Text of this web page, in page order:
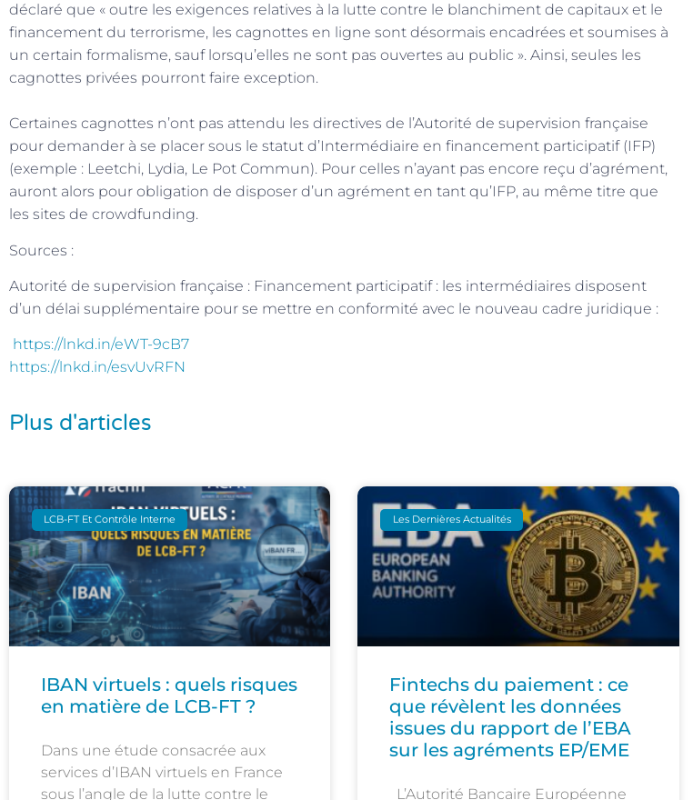
déclaré que « outre les exigences relatives à la lutte contre le blanchiment de capitaux et le
financement du terrorisme, les cagnottes en ligne sont désormais encadrées et soumises à
un certain formalisme, sauf lorsqu’elles ne sont pas ouvertes au public ». Ainsi, seules les
cagnottes privées pourront faire exception.
Certaines cagnottes n’ont pas attendu les directives de l’Autorité de supervision française
pour demander à se placer sous le statut d’Intermédiaire en financement participatif (IFP)
(exemple : Leetchi, Lydia, Le Pot Commun). Pour celles n’ayant pas encore reçu d’agrément,
auront alors pour obligation de disposer d’un agrément en tant qu’IFP, au même titre que
les sites de crowdfunding.
Sources :
Autorité de supervision française : Financement participatif : les intermédiaires disposent
d’un délai supplémentaire pour se mettre en conformité avec le nouveau cadre juridique :
https://lnkd.in/eWT-9cB7
https://lnkd.in/esvUvRFN
Plus d'articles
LCB-FT Et Contrôle Interne
IBAN virtuels : quels risques
en matière de LCB-FT ?
Dans une étude consacrée aux
services d’IBAN virtuels en France
sous l’angle de la lutte contre le
Les Dernières Actualités
Fintechs du paiement : ce
que révèlent les données
issues du rapport de l’EBA
sur les agréments EP/EME
L’Autorité Bancaire Européenne